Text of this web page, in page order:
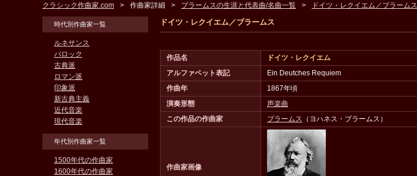
クラシック作曲家.com 作曲家詳細 ブラームスの生涯と代表曲/名曲一覧 ドイツ・レクイエム／ブラームス
ドイツ・レクイエム／ブラームス
作品名
ドイツ・レクイエム
アルファベット表記
Ein Deutches Requiem
作曲年
1867年頃
演奏形態
声楽曲
この作品の作曲家
ブラームス （ヨハネス・ブラームス）
作曲家画像
時代別作曲家一覧
ルネサンス
バロック
古典派
ロマン派
印象派
新古典主義
近代音楽
現代音楽
年代別作曲家一覧
1500年代の作曲家
1600年代の作曲家